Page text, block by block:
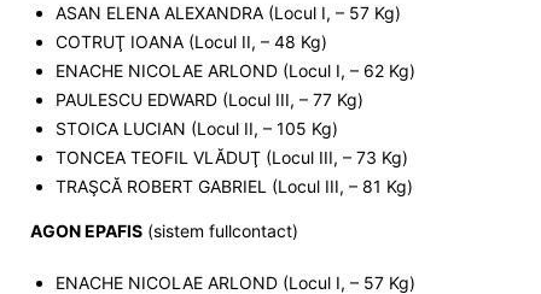
ASAN ELENA ALEXANDRA (Locul I, – 57 Kg)
COTRUŢ IOANA (Locul II, – 48 Kg)
ENACHE NICOLAE ARLOND (Locul I, – 62 Kg)
PAULESCU EDWARD (Locul III, – 77 Kg)
STOICA LUCIAN (Locul II, – 105 Kg)
TONCEA TEOFIL VLĂDUŢ (Locul III, – 73 Kg)
TRAŞCĂ ROBERT GABRIEL (Locul III, – 81 Kg)
AGON EPAFIS (sistem fullcontact)
ENACHE NICOLAE ARLOND (Locul I, – 57 Kg)